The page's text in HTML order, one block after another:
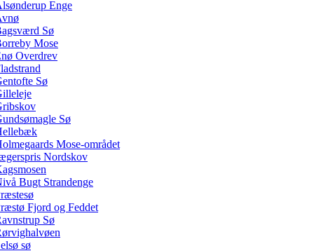
Enge
Sø
Mose
Overdrev
Sø
Sø
Mose-området
Nordskov
Bugt Strandenge
Fjord og Feddet
Sø
sø